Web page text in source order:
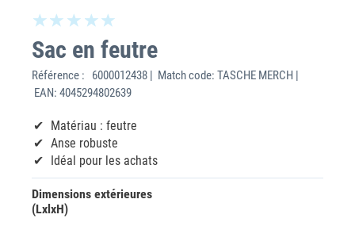
Sac en feutre
Référence :
6000012438 | Match code: TASCHE MERCH |
EAN: 4045294802639
Matériau : feutre
Anse robuste
Idéal pour les achats
Dimensions extérieures
(LxlxH)